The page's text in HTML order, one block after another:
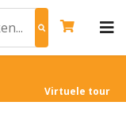
Virtuele tour